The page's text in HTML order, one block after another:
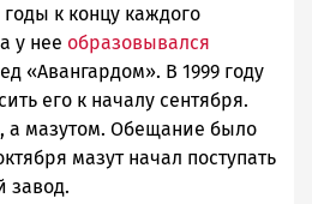
к концу каждого
у нее образовывался
«Авангардом». В 1999 году
его к началу сентября.
а мазутом. Обещание было
мазут начал поступать
завод.